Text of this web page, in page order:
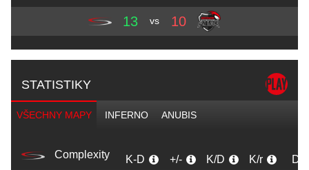
13 vs 10
STATISTIKY
VŠECHNY MAPY INFERNO ANUBIS
Complexity K-D +/- K/D K/r D/r